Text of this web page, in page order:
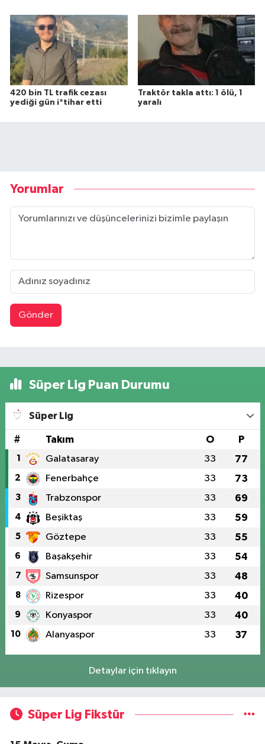
420 bin TL trafik cezası
yediği gün i*tihar etti
Traktör takla attı: 1 ölü, 1
yaralı
Yorumlar
Gönder
Süper Lig Puan Durumu
Süper Lig
# Takım O P
1 Galatasaray 33 77
2 Fenerbahçe 33 73
3 Trabzonspor 33 69
4 Beşiktaş 33 59
5 Göztepe 33 55
6 Başakşehir 33 54
7 Samsunspor 33 48
8 Rizespor 33 40
9 Konyaspor 33 40
10 Alanyaspor 33 37
Detaylar için tıklayın
Süper Lig Fikstür